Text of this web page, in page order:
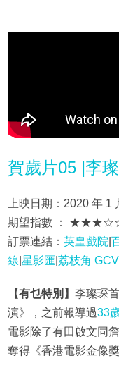
賀歲片05 |李
上映日期：2020 年 1
期望指數 ：
訂票連結： 英皇戲院
線 星影匯 荔枝角 GCV
【有乜特別】 李璨琛
演》，之前報導過33
電影除了有田啟文同
奪得《香港電影金像